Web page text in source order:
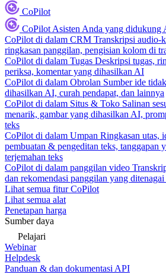
CoPilot
CoPilot Asisten Anda yang
CoPilot di dalam CRM Transkripsi audio-
ringkasan panggilan, pengisian kolom di
CoPilot di dalam Tugas Deskripsi tugas,
periksa, komentar yang dihasilkan AI
CoPilot di dalam Obrolan Sumber ide
dihasilkan AI, curah pendapat, dan lainnya
CoPilot di dalam Situs & Toko Salinan
menarik, gambar yang dihasilkan AI,
teks
CoPilot di dalam Umpan Ringkasan utas,
pembuatan & pengeditan teks, tanggapan
terjemahan teks
CoPilot di dalam panggilan video
dan rekomendasi panggilan yang
Lihat semua fitur CoPilot
Lihat semua alat
Penetapan harga
Sumber daya
Pelajari
Webinar
Helpdesk
Panduan & dan dokumentasi API